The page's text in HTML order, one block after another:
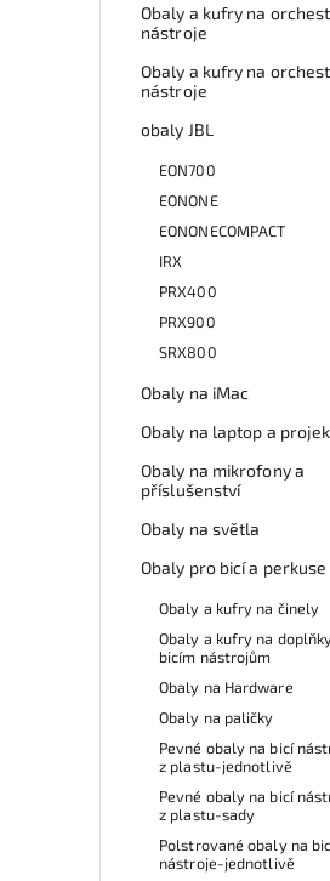
Obaly a kufry na
nástroje
Obaly a kufry na
nástroje
obaly JBL
EON700
EONONE
EONONECOMPACT
IRX
PRX400
PRX900
SRX800
Obaly na iMac
Obaly na laptop a
Obaly na mikrofony a
příslušenství
Obaly na světla
Obaly pro bicí a perkuse
Obaly a kufry na činely
Obaly a kufry na
bicím nástrojům
Obaly na Hardware
Obaly na paličky
Pevné obaly na bicí
z plastu-jednotlivě
Pevné obaly na bicí
z plastu-sady
Polstrované obaly na
nástroje-jednotlivě